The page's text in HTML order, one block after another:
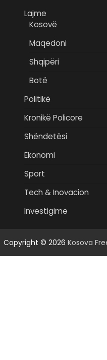
Lajme
Kosovë
Maqedoni
Shqipëri
Botë
Politikë
Kronikë Policore
Shëndetësi
Ekonomi
Sport
Tech & Inovacion
Investigime